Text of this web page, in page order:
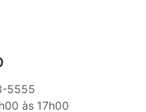
5555
às 17h00